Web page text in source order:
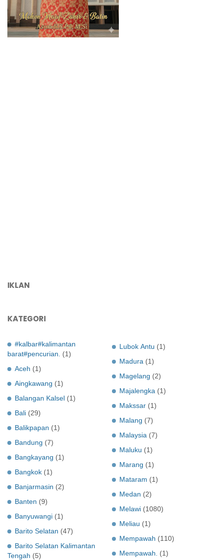
IKLAN
KATEGORI
#kalbar#kalimantan
barat#pencurian.
(1)
Aceh (1)
Aingkawang (1)
Balangan Kalsel (1)
Bali (29)
Balikpapan (1)
Bandung (7)
Bangkayang (1)
Bangkok (1)
Banjarmasin (2)
Banten (9)
Banyuwangi (1)
Barito Selatan (47)
Barito Selatan Kalimantan
Tengah (5)
Lubok Antu (1)
Madura (1)
Magelang (2)
Majalengka (1)
Makssar (1)
Malang (7)
Malaysia (7)
Maluku (1)
Marang (1)
Mataram (1)
Medan (2)
Melawi (1080)
Meliau (1)
Mempawah (110)
Mempawah.
(1)